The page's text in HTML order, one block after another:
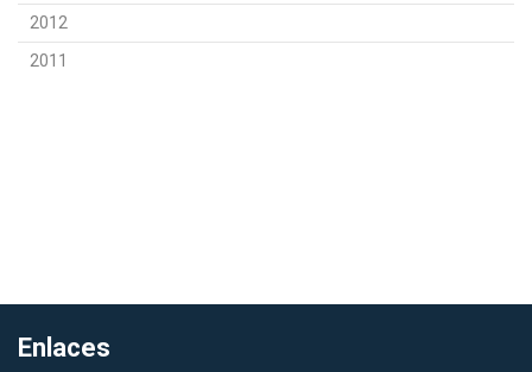
2012
2011
Enlaces